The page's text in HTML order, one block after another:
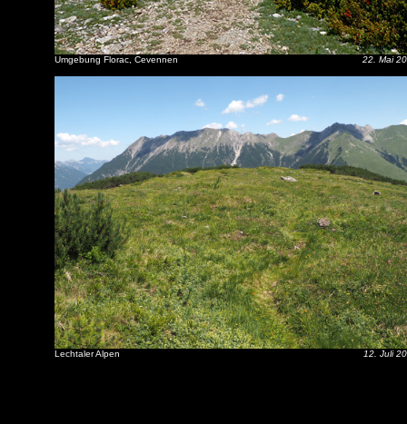
Umgebung Florac, Cevennen 22. Mai
Lechtaler Alpen 12. Juli